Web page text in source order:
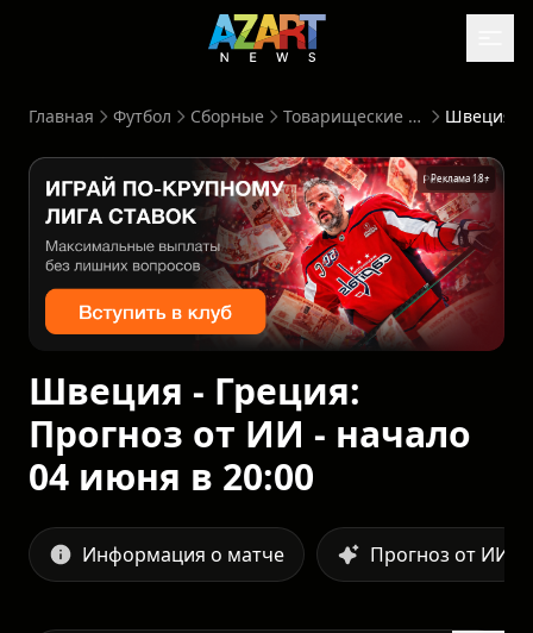
Главная Футбол Сборные Товарищеские матчи
Реклама 18+
Швеция - Греция:
Прогноз от ИИ - начало
04 июня в 20:00
Информация о матче Прогноз от ИИ